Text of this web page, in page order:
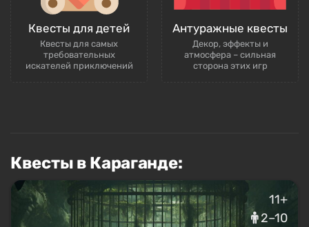
Квесты для детей
Квесты для самых
требовательных
искателей приключений
Антуражные квесты
Декор, эффекты и
атмосфера – сильная
сторона этих игр
Квесты в Караганде:
11+
2–10